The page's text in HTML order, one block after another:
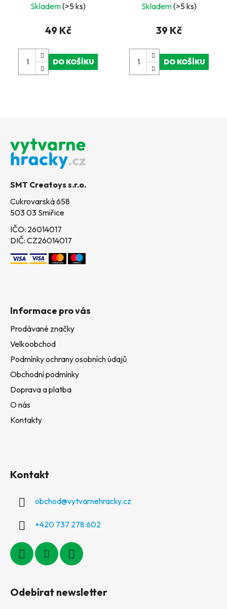
Skladem(>5 ks)
49 Kč
DO KOŠÍKU
Skladem(>5 ks)
39 Kč
DO KOŠÍKU
SMT Creatoys s.r.o.
Cukrovarská 658
503 03 Smiřice
IČO: 26014017
DIČ: CZ26014017
Informace pro vás
Prodávané značky
Velkoobchod
Podmínky ochrany osobních údajů
Obchodní podmínky
Doprava a platba
O nás
Kontakty
Kontakt
obchod@vytvarnehracky.cz
+420 737 278 602
Odebírat newsletter